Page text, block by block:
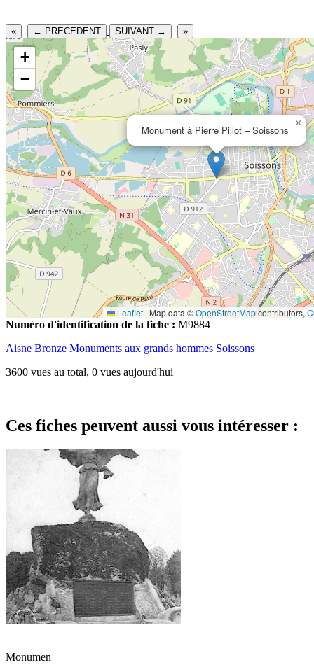
« ← PRECEDENT SUIVANT → »
Monument à Pierre Pillot – Soissons
×
+
−
Leaflet | Map data ©OpenStreetMapcontributors,
Numéro d'identification de la fiche : M9884
Aisne Bronze Monuments aux grands hommes Soissons
3600 vues au total, 0 vues aujourd'hui
Ces fiches peuvent aussi vous intéresser :
Monumen